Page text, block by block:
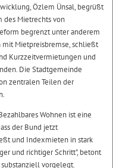
Özlem Ünsal, begrüßt
des Mietrechts von
begrenzt unter anderem
Mietpreisbremse, schließt
Kurzzeitvermietungen und
Die Stadtgemeinde
zentralen Teilen der
Wohnen ist eine
der Bund jetzt
und Indexmieten in stark
und richtiger Schritt", betont
vorgelegt.